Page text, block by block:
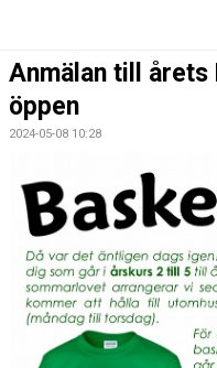
VÅRA LAG/TRÄNARE
KONTAKT
KALENDER
MATCHER
MEDLEMSSKAP
HJÄLPFOND
Anmälan till årets
öppen
2024-05-08 10:28